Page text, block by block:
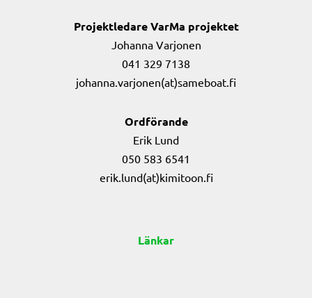
Projektledare VarMa projektet
Johanna Varjonen
041 329 7138
johanna.varjonen(at)sameboat.fi
Ordförande
Erik Lund
050 583 6541
erik.lund(at)kimitoon.fi
Länkar